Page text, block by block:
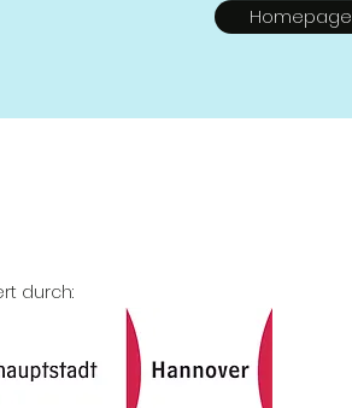
Homepage
durch: